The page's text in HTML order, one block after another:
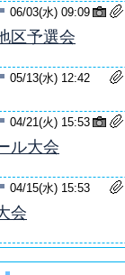
■ 06/03(水) 09:09
区予選会
■ 05/13(水) 12:42
■ 04/21(火) 15:53
ル大会
■ 04/15(水) 15:53
会